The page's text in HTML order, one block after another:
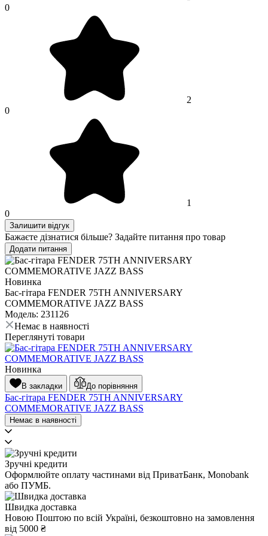
0
2
0
1
0
Залишити відгук
Бажаєте дізнатися більше? Задайте питання про товар
Додати питання
Новинка
Бас-гітара FENDER 75TH ANNIVERSARY
COMMEMORATIVE JAZZ BASS
Модель: 231126
Немає в наявності
Переглянуті товари
Новинка
В закладки До порівняння
Бас-гітара FENDER 75TH ANNIVERSARY
COMMEMORATIVE JAZZ BASS
Немає в наявності
Зручні кредити
Оформлюйте оплату частинами від ПриватБанк, Monobank
або ПУМБ.
Швидка доставка
Новою Поштою по всій Україні, безкоштовно на замовлення
від 5000 ₴